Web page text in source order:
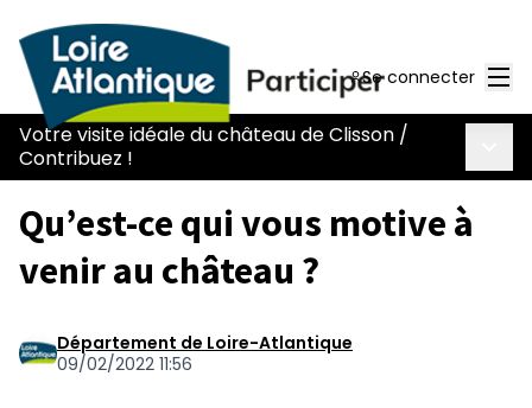
Se connecter
Votre visite idéale du château de Clisson /
Contribuez !
Qu’est-ce qui vous motive à
venir au château ?
Département de Loire-Atlantique
09/02/2022 11:56